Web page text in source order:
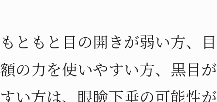
もともと目の開きが弱い方、
額の力を使いやすい方、黒目
すい方は、眼瞼下垂の可能性